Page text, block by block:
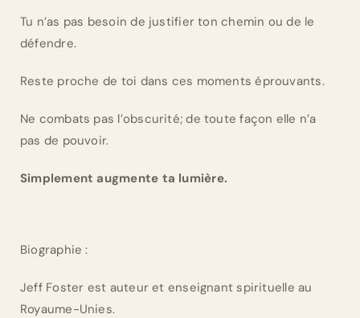
Tu n’as pas besoin de justifier ton chemin ou de le
défendre.
Reste proche de toi dans ces moments éprouvants.
Ne combats pas l’obscurité; de toute façon elle n’a
pas de pouvoir.
Simplement augmente ta lumière.
Biographie :
Jeff Foster est auteur et enseignant spirituelle au
Royaume-Unies.